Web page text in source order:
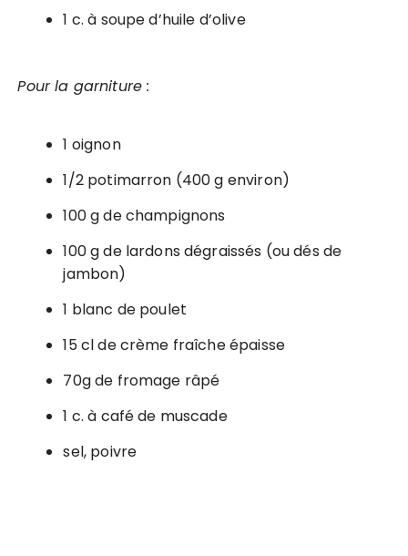
1 c. à soupe d’huile d’olive
Pour la garniture :
1 oignon
1/2 potimarron (400 g environ)
100 g de champignons
100 g de lardons dégraissés (ou dés de
jambon)
1 blanc de poulet
15 cl de crème fraîche épaisse
70g de fromage râpé
1 c. à café de muscade
sel, poivre